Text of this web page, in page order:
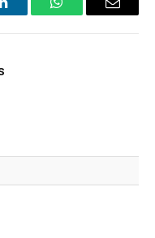
LinkedInWhatsAppEmail